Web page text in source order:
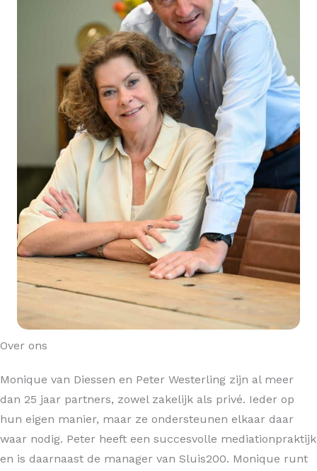
Over ons
Monique van Diessen en Peter Westerling zijn al meer
dan 25 jaar partners, zowel zakelijk als privé. Ieder op
hun eigen manier, maar ze ondersteunen elkaar daar
waar nodig. Peter heeft een succesvolle mediationpraktijk
en is daarnaast de manager van Sluis200. Monique runt